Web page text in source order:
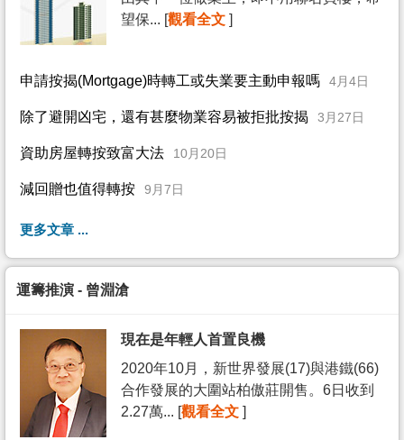
望保... [觀看全文 ]
申請按揭(Mortgage)時轉工或失業要主動申報嗎 4月4日
除了避開凶宅，還有甚麼物業容易被拒批按揭 3月27日
資助房屋轉按致富大法 10月20日
減回贈也值得轉按 9月7日
更多文章 ...
運籌推演 - 曾淵滄
現在是年輕人首置良機
2020年10月，新世界發展(17)與港鐵(66)
合作發展的大圍站柏傲莊開售。6日收到
2.27萬... [觀看全文 ]